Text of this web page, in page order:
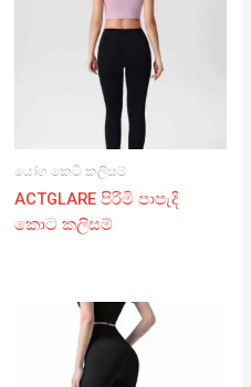
යෝග කෙටි කලිසම්
ACTGLARE පිරිමි පාපැදි
කොට කලිසම්